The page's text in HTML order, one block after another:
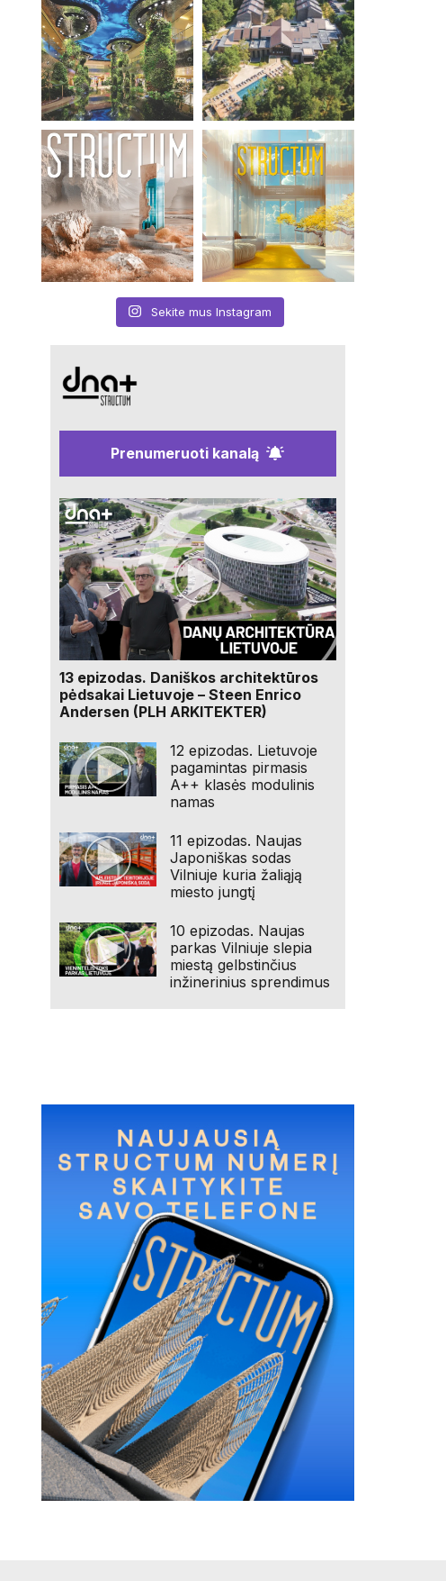
Sekite mus Instagram
Prenumeruoti kanalą
13 epizodas. Daniškos architektūros
pėdsakai Lietuvoje – Steen Enrico
Andersen (PLH ARKITEKTER)
12 epizodas. Lietuvoje
pagamintas pirmasis
A++ klasės modulinis
namas
11 epizodas. Naujas
Japoniškas sodas
Vilniuje kuria žaliąją
miesto jungtį
10 epizodas. Naujas
parkas Vilniuje slepia
miestą gelbstinčius
inžinerinius sprendimus